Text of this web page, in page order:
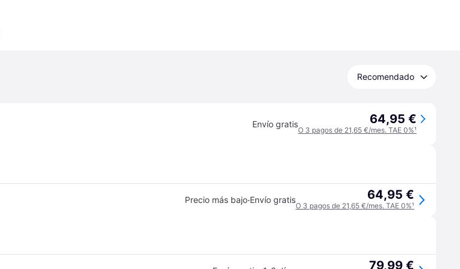
Recomendado
Envío gratis 64,95 €
O 3 pagos de 21,65 €/mes. TAE 0%¹
Precio más bajo·Envío gratis 64,95 €
O 3 pagos de 21,65 €/mes. TAE 0%¹
79,99 €